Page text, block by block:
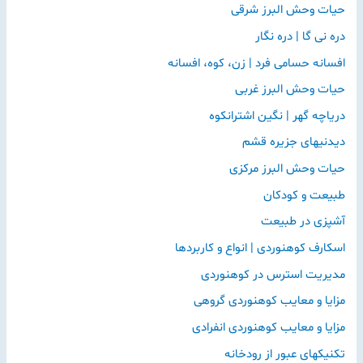
ا
ی
:
حیات وحش البرز شرقی
دره نی گا | دره نگار
افسانه حسامی فرد | زن، کوه، افسانه
حیات وحش البرز غربی
دریاچه گهر | نگین اشترانکوه
دیدنیهای جزیره قشم
حیات وحش البرز مرکزی
طبیعت و کودکان
آشپزی در طبیعت
اسکارف کوهنوردی | انواع و کاربردها
مدیریت استرس در کوهنوردی
مزایا و معایب کوهنوردی گروهی
مزایا و معایب کوهنوردی انفرادی
تکنیکهای عبور از رودخانه